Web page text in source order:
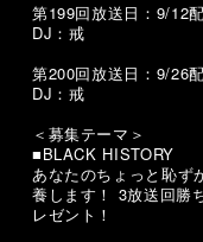
第199回放送日：9/12
DJ：戒
第200回放送日：9/26
DJ：戒
＜募集テーマ＞
■BLACK HISTORY
あなたのちょっと恥
養します！ 3放送回勝
レゼント！